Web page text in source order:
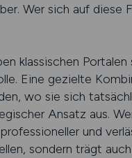
Wer sich auf diese
klassischen
Eine gezielte
wo sie sich
Ansatz aus.
und
sondern trägt